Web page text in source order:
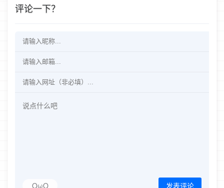
评论一下？
OωO 发表评论